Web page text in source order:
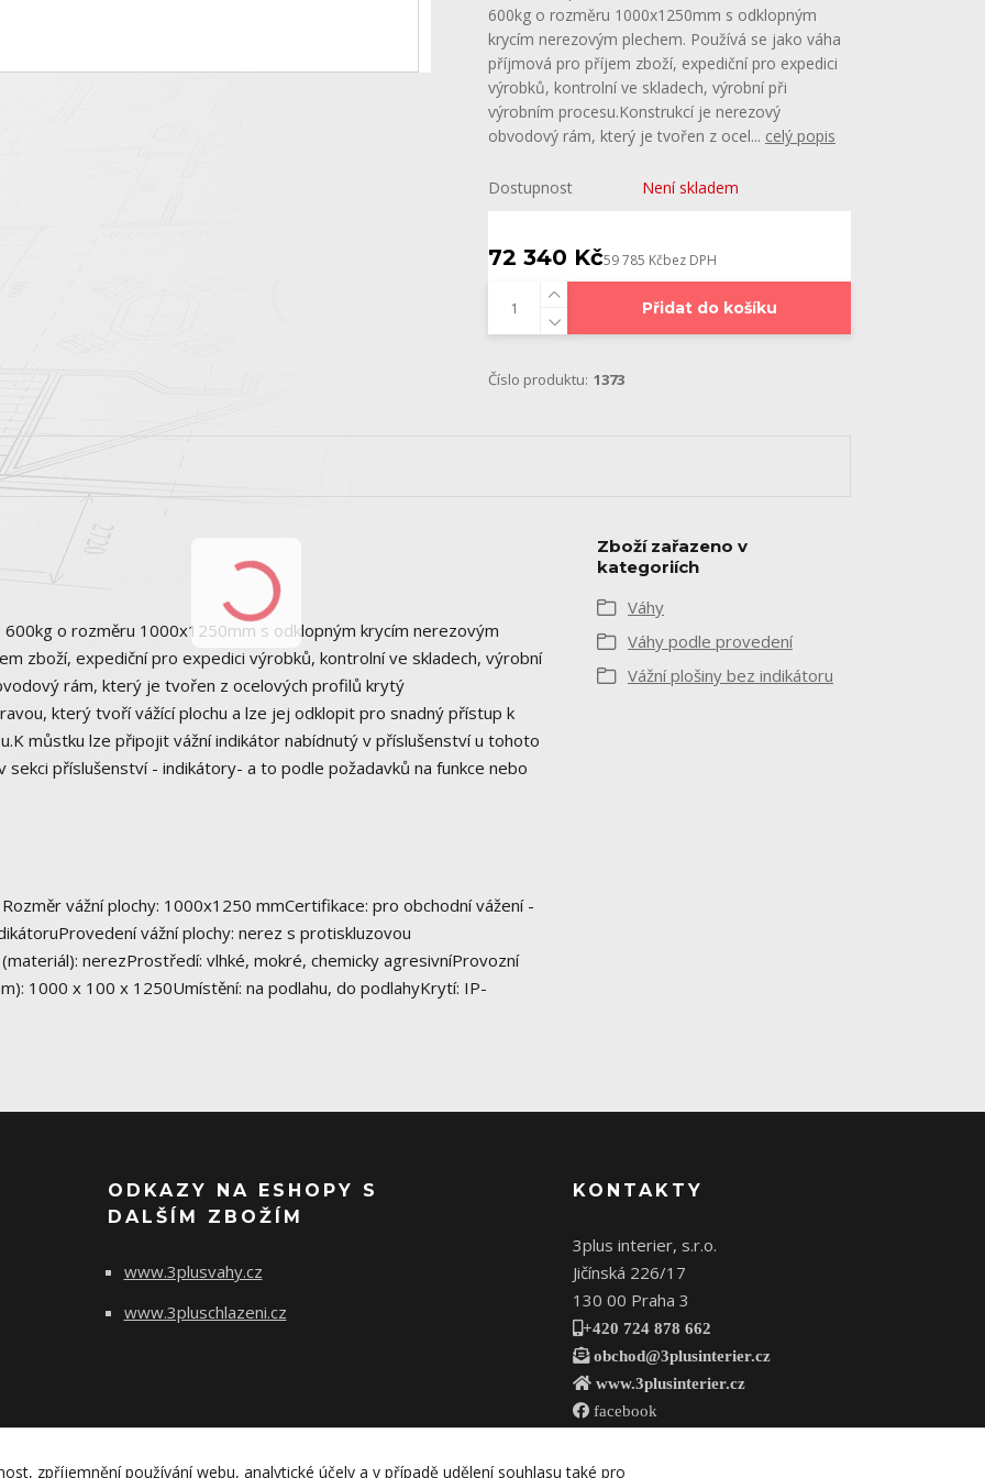
600kg o rozměru 1000x1250mm s odklopným
krycím nerezovým plechem. Používá se jako váha
příjmová pro příjem zboží, expediční pro expedici
výrobků, kontrolní ve skladech, výrobní při
výrobním procesu.Konstrukcí je nerezový
obvodový rám, který je tvořen z ocel... celý popis
Dostupnost Není skladem
72 340 Kč59 785 Kčbez DPH
Přidat do košíku
Číslo produktu: 1373
o rozměru 1000x1250mm s odklopným krycím nerezovým
zboží, expediční pro expedici výrobků, kontrolní ve skladech, výrobní
rám, který je tvořen z ocelových profilů krytý
který tvoří vážící plochu a lze jej odklopit pro snadný přístup k
můstku lze připojit vážní indikátor nabídnutý v příslušenství u tohoto
příslušenství - indikátory- a to podle požadavků na funkce nebo
vážní plochy: 1000x1250 mmCertifikace: pro obchodní vážení -
vážní plochy: nerez s protiskluzovou
nerezProstředí: vlhké, mokré, chemicky agresivníProvozní
1000 x 100 x 1250Umístění: na podlahu, do podlahyKrytí: IP-
Zboží zařazeno v
kategoriích
Váhy
Váhy podle provedení
Vážní plošiny bez indikátoru
ODKAZY NA ESHOPY S
DALŠÍM ZBOŽÍM
www.3plusvahy.cz
www.3pluschlazeni.cz
KONTAKTY
3plus interier, s.r.o.
Jičínská 226/17
130 00 Praha 3
+420 724 878 662
obchod@3plusinterier.cz
www.3plusinterier.cz
facebook
zpříjemnění používání webu, analytické účely a v případě udělení souhlasu také pro